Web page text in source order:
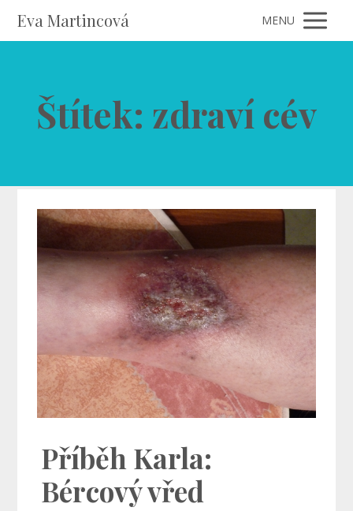
Eva Martincová MENU
Štítek: zdraví cév
Příběh Karla:
Bércový vřed